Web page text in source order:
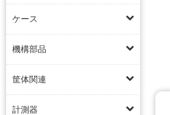
ケース
機構部品
筐体関連
計測器